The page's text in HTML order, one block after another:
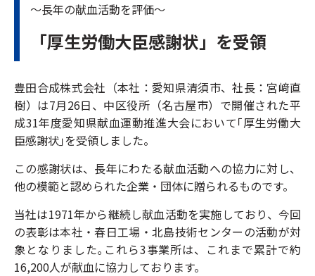
～長年の献血活動を評価～
「厚生労働大臣感謝状」を受領
豊田合成株式会社（本社：愛知県清須市、社長：宮﨑直
樹）は7月26日、中区役所（名古屋市）で開催された平
成31年度愛知県献血運動推進大会において｢厚生労働大
臣感謝状｣を受領しました。
この感謝状は、長年にわたる献血活動への協力に対し、
他の模範と認められた企業・団体に贈られるものです。
当社は1971年から継続し献血活動を実施しており、今回
の表彰は本社・春日工場・北島技術センターの活動が対
象となりました｡これら3事業所は、これまで累計で約
16,200人が献血に協力しております。